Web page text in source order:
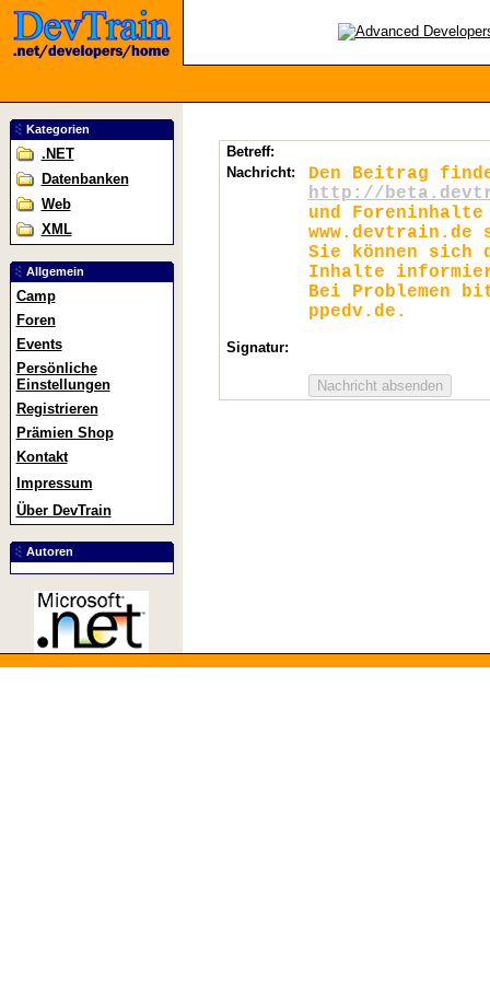
Kategorien
.NET
Datenbanken
Web
XML
Allgemein
Camp
Foren
Events
Persönliche
Einstellungen
Registrieren
Prämien Shop
Kontakt
Impressum
Über DevTrain
Autoren
Betreff:
Nachricht:
Den Beitrag
http://
und
Sie können
Inhalte
Bei Problemen
ppedv.de.
Signatur: